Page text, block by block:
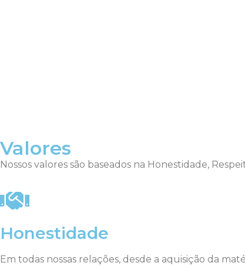
Valores
Nossos valores são baseados na Honestidade,
Honestidade
Em todas nossas relações, desde a aquisição da